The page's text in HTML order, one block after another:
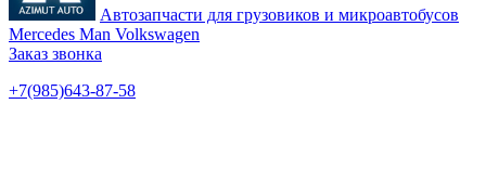
Автозапчасти для грузовиков и микроавтобусов
Mercedes Man Volkswagen
Заказ звонка
+7(985)643-87-58